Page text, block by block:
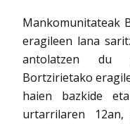
Mankomunitateak
eragileen lana
antolatzen du
Bortzirietako
haien bazkide
urtarrilaren 12an,